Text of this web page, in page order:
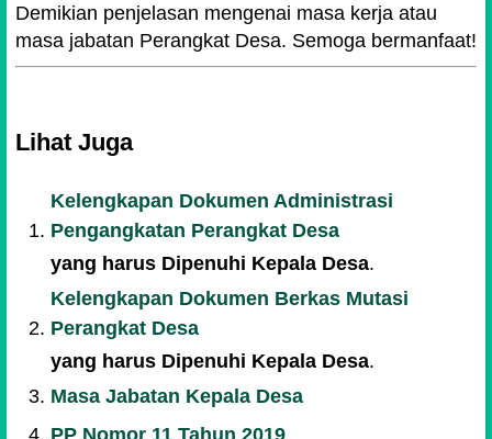
Demikian penjelasan mengenai masa kerja atau
masa jabatan Perangkat Desa. Semoga bermanfaat!
Lihat Juga
Kelengkapan Dokumen Administrasi
Pengangkatan Perangkat Desa
yang harus Dipenuhi Kepala Desa.
Kelengkapan Dokumen Berkas Mutasi
Perangkat Desa
yang harus Dipenuhi Kepala Desa.
Masa Jabatan Kepala Desa